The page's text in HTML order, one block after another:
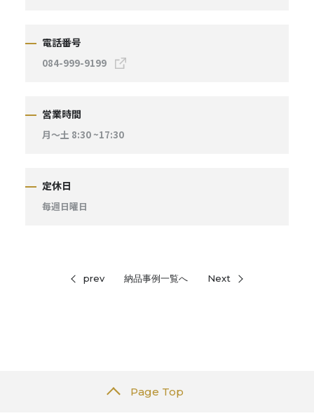
電話番号
084-999-9199
営業時間
月〜土 8:30 ~17:30
定休日
毎週日曜日
prev 納品事例一覧へ Next
Page Top